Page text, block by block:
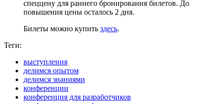
спеццену для раннего бронирования билетов. До
повышения цены осталось 2 дня.
Билеты можно купить здесь.
Теги:
выступления
делимся опытом
делимся знаниями
конференции
конференция для разработчиков